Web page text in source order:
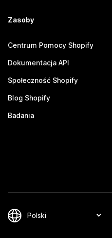
Zasoby
Centrum Pomocy Shopify
Dokumentacja API
Społeczność Shopify
Blog Shopify
Badania